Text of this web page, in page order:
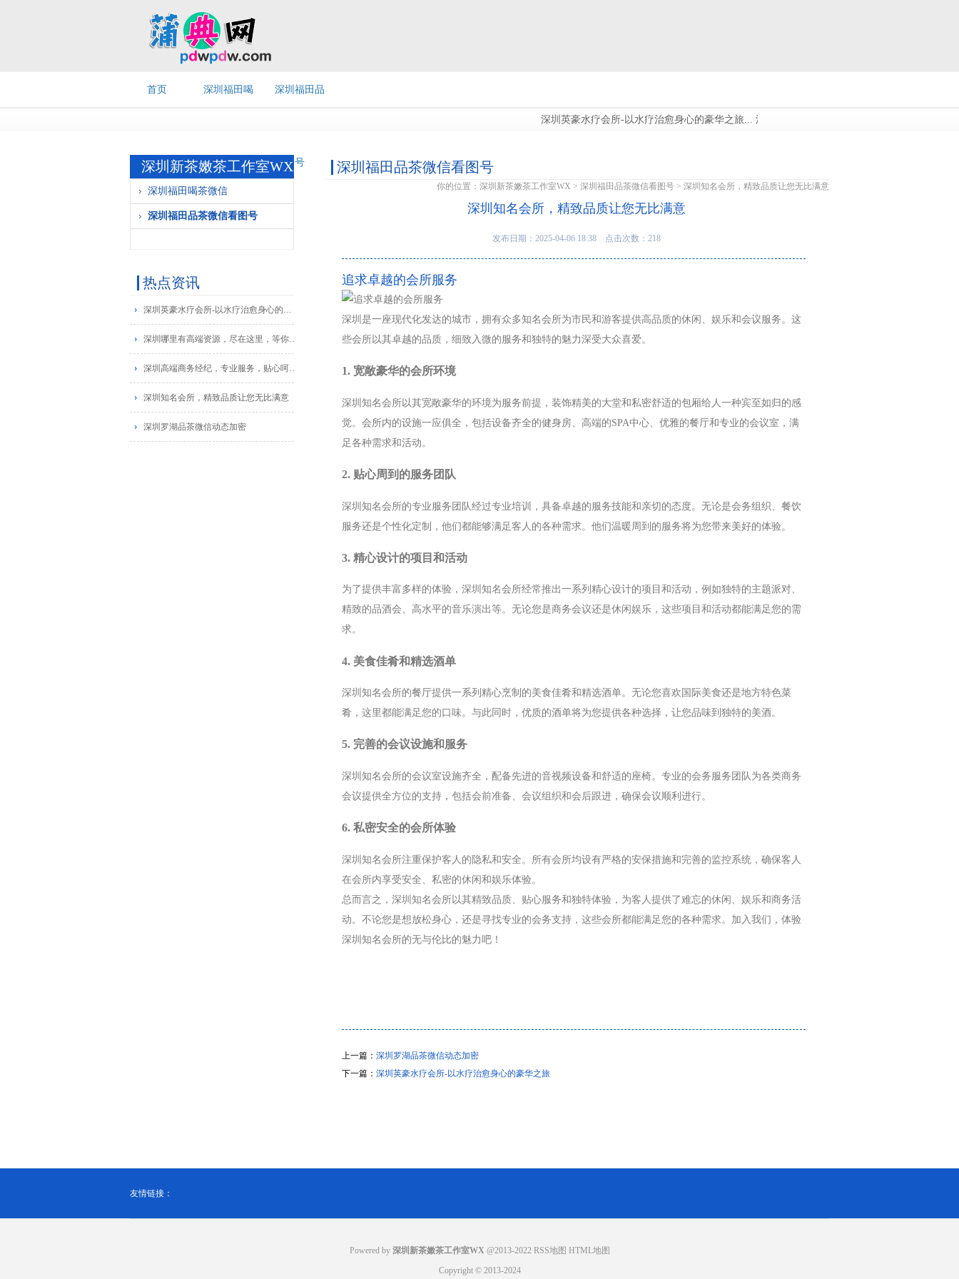
首页 深圳福田喝 深圳福田品
号
深圳英豪水疗会所-以水疗治愈身心的豪华之旅... 深圳哪里有高端资源，尽在这里，等你探索_1...
深圳新茶嫩茶工作室WX
深圳福田喝茶微信
深圳福田品茶微信看图号
热点资讯
深圳英豪水疗会所-以水疗治愈身心的豪华之旅
深圳哪里有高端资源，尽在这里，等你探索_1
深圳高端商务经纪，专业服务，贴心呵护_1
深圳知名会所，精致品质让您无比满意
深圳罗湖品茶微信动态加密
深圳福田品茶微信看图号
你的位置： 深圳新茶嫩茶工作室WX > 深圳福田品茶微信看图号 > 深圳知名会所，精致品质让您无比满意
深圳知名会所，精致品质让您无比满意
发布日期：2025-04-06 18:38 点击次数：218
追求卓越的会所服务
深圳是一座现代化发达的城市，拥有众多知名会所为市民和游客提供高品质的休闲、娱乐和会议服务。这
些会所以其卓越的品质，细致入微的服务和独特的魅力深受大众喜爱。
1. 宽敞豪华的会所环境
深圳知名会所以其宽敞豪华的环境为服务前提，装饰精美的大堂和私密舒适的包厢给人一种宾至如归的感
觉。会所内的设施一应俱全，包括设备齐全的健身房、高端的SPA中心、优雅的餐厅和专业的会议室，满
足各种需求和活动。
2. 贴心周到的服务团队
深圳知名会所的专业服务团队经过专业培训，具备卓越的服务技能和亲切的态度。无论是会务组织、餐饮
服务还是个性化定制，他们都能够满足客人的各种需求。他们温暖周到的服务将为您带来美好的体验。
3. 精心设计的项目和活动
为了提供丰富多样的体验，深圳知名会所经常推出一系列精心设计的项目和活动，例如独特的主题派对、
精致的品酒会、高水平的音乐演出等。无论您是商务会议还是休闲娱乐，这些项目和活动都能满足您的需
求。
4. 美食佳肴和精选酒单
深圳知名会所的餐厅提供一系列精心烹制的美食佳肴和精选酒单。无论您喜欢国际美食还是地方特色菜
肴，这里都能满足您的口味。与此同时，优质的酒单将为您提供各种选择，让您品味到独特的美酒。
5. 完善的会议设施和服务
深圳知名会所的会议室设施齐全，配备先进的音视频设备和舒适的座椅。专业的会务服务团队为各类商务
会议提供全方位的支持，包括会前准备、会议组织和会后跟进，确保会议顺利进行。
6. 私密安全的会所体验
深圳知名会所注重保护客人的隐私和安全。所有会所均设有严格的安保措施和完善的监控系统，确保客人
在会所内享受安全、私密的休闲和娱乐体验。
总而言之，深圳知名会所以其精致品质、贴心服务和独特体验，为客人提供了难忘的休闲、娱乐和商务活
动。不论您是想放松身心，还是寻找专业的会务支持，这些会所都能满足您的各种需求。加入我们，体验
深圳知名会所的无与伦比的魅力吧！
上一篇： 深圳罗湖品茶微信动态加密
下一篇： 深圳英豪水疗会所-以水疗治愈身心的豪华之旅
友情链接：
Powered by 深圳新茶嫩茶工作室WX @2013-2022 RSS地图 HTML地图
Copyright © 2013-2024